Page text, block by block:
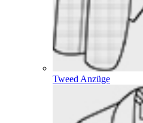
Tweed Anzüge